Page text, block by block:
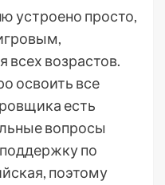
устроено просто,
всех возрастов.
освоить все
есть
вопросы
по
поэтому